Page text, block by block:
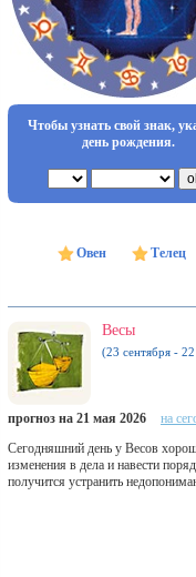
Чтобы узнать свой знак,
день рождения.
Овен Телец
Весы
(23 сентября -
прогноз на 21 мая 2026 на
Сегодняшний день у Весов
изменения в дела и навести
получится устранить